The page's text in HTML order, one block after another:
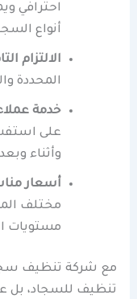
احترافي
أنواع
الالتزام
المحددة
خدمة
على
وأثناء
أسعار
مختلف
مستويات
مع شركة تنظيف
تنظيف للسجاد، بل